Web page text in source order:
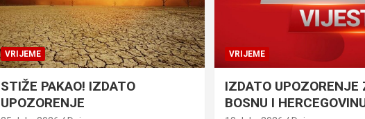
VRIJEME
STIŽE PAKAO! IZDATO
UPOZORENJE
VRIJEME
IZDATO UPOZORENJE
BOSNU I